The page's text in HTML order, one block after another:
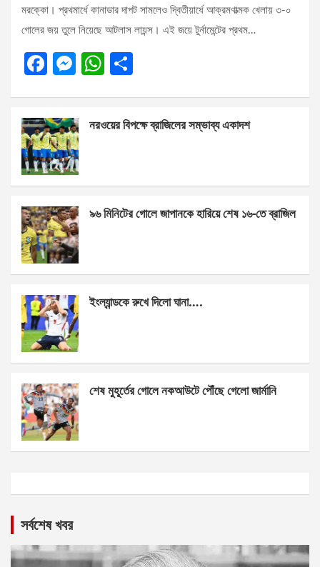
মরক্কো। প্রথমার্ধে কানাডার দাপট সামলেও দ্বিতীয়ার্ধে আক্রমণাত্মক খেলায় ৩-০
গোলের জয় তুলে নিয়েছে আটলাস লায়ন্স। এই জয়ে টুর্নামেন্টের প্রথম…
F
b
o
o
k
M
n
g
er
W
s
p
e
নরওয়ের বিপক্ষে ব্রাজিলের সম্ভাব্য একাদশ
৯৬ মিনিটের গোলে জাপানকে হারিয়ে শেষ ১৬-তে ব্রাজিল
ইংল্যান্ডকে রুখে দিলো ঘানা….
শেষ মুহূর্তের গোলে নকআউটে পৌঁছে গেলো জার্মানি
সর্বশেষ খবর